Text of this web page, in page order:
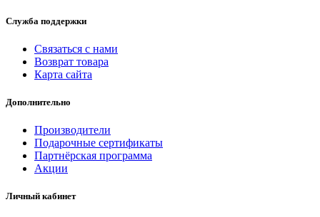
Служба поддержки
Связаться с нами
Возврат товара
Карта сайта
Дополнительно
Производители
Подарочные сертификаты
Партнёрская программа
Акции
Личный кабинет